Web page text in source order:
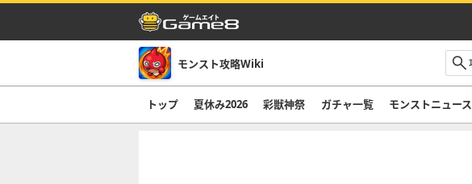
モンスト攻略Wiki
トップ 夏休み2026 彩獣神祭 ガチャ一覧 モンストニュース